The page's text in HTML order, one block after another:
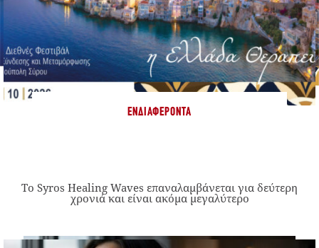
ΕΝΔΙΑΦΈΡΟΝΤΑ
Το Syros Healing Waves επαναλαμβάνεται για δεύτερη
χρονιά και είναι ακόμα μεγαλύτερο